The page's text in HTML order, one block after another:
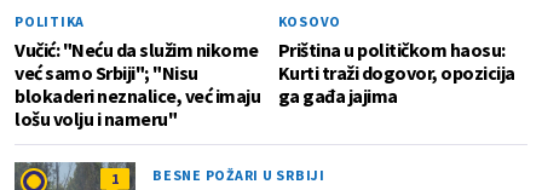
POLITIKA
Vučić: "Neću da služim nikome
već samo Srbiji"; "Nisu
blokaderi neznalice, već imaju
lošu volju i nameru"
KOSOVO
Priština u političkom haosu:
Kurti traži dogovor, opozicija
ga gađa jajima
1 BESNE POŽARI U SRBIJI